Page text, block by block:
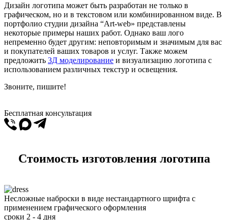
Дизайн логотипа может быть разработан не только в
графическом, но и в текстовом или комбинированном виде. В
портфолио студии дизайна “Art-web» представлены
некоторые примеры наших работ. Однако ваш лого
непременно будет другим: неповторимым и значимым для вас
и покупателей ваших товаров и услуг. Также можем
предложить 3Д моделирование и визуализацию логотипа с
использованием различных текстур и освещения.
Звоните, пишите!
Бесплатная консультация
Стоимость изготовления логотипа
Несложные наброски в виде нестандартного шрифта с
применением графического оформления
сроки 2 - 4 дня